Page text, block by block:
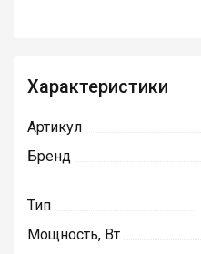
Характеристики
Артикул
Бренд
Тип
Мощность, Вт